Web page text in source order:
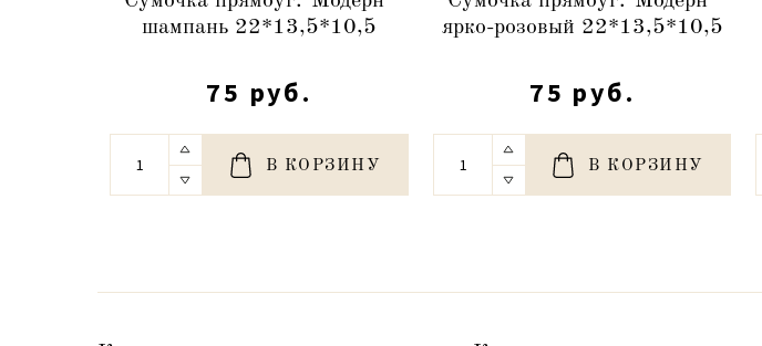
шампань 22*13,5*10,5
75 руб.
В КОРЗИНУ
ярко-розовый 22*13,5*10,5
75 руб.
В КОРЗИНУ